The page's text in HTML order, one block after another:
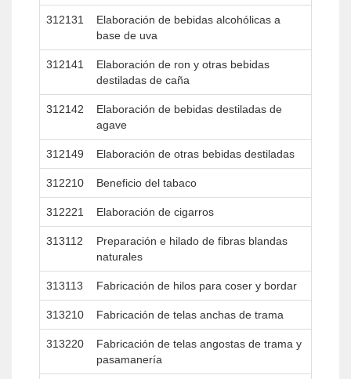
312131
Elaboración de bebidas alcohólicas a
base de uva
312141
Elaboración de ron y otras bebidas
destiladas de caña
312142
Elaboración de bebidas destiladas de
agave
312149 Elaboración de otras bebidas destiladas
312210 Beneficio del tabaco
312221 Elaboración de cigarros
313112
Preparación e hilado de fibras blandas
naturales
313113 Fabricación de hilos para coser y bordar
313210 Fabricación de telas anchas de trama
313220
Fabricación de telas angostas de trama y
pasamanería